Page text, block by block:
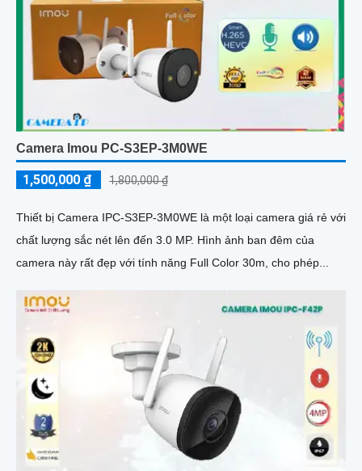
Camera Imou PC-S3EP-3M0WE
1,500,000 ₫ 1,800,000 ₫
Thiết bị Camera IPC-S3EP-3M0WE là một loại camera giá rẻ với
chất lượng sắc nét lên đến 3.0 MP. Hình ảnh ban đêm của
camera này rất đẹp với tính năng Full Color 30m, cho phép...